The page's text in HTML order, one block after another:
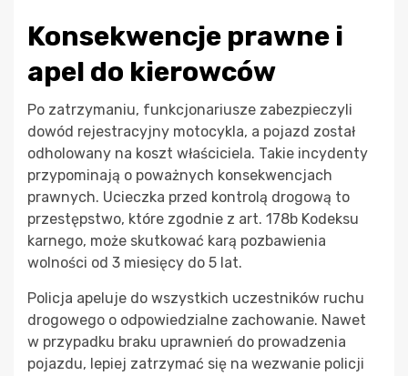
Konsekwencje prawne i
apel do kierowców
Po zatrzymaniu, funkcjonariusze zabezpieczyli
dowód rejestracyjny motocykla, a pojazd został
odholowany na koszt właściciela. Takie incydenty
przypominają o poważnych konsekwencjach
prawnych. Ucieczka przed kontrolą drogową to
przestępstwo, które zgodnie z art. 178b Kodeksu
karnego, może skutkować karą pozbawienia
wolności od 3 miesięcy do 5 lat.
Policja apeluje do wszystkich uczestników ruchu
drogowego o odpowiedzialne zachowanie. Nawet
w przypadku braku uprawnień do prowadzenia
pojazdu, lepiej zatrzymać się na wezwanie policji